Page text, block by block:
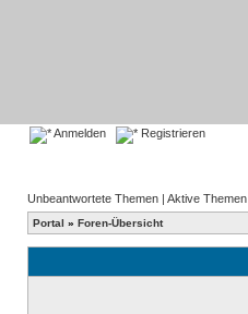
Anmelden Registrieren
Unbeantwortete Themen | Aktive Themen
Portal » Foren-Übersicht